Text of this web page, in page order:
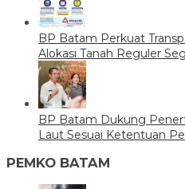
BP Batam Perkuat
Alokasi Tanah Reguler
BP Batam Dukung
Laut Sesuai Ketentuan
PEMKO BATAM